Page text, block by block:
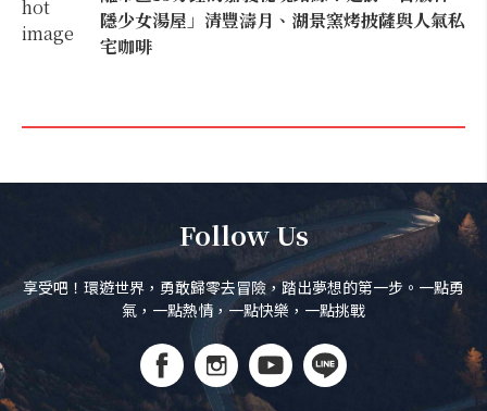
隱少女湯屋」清豐濤月、湖景窯烤披薩與人氣私
宅咖啡
Follow Us
享受吧！環遊世界，勇敢歸零去冒險，踏出夢想的第一步。一點勇
氣，一點熱情，一點快樂，一點挑戰